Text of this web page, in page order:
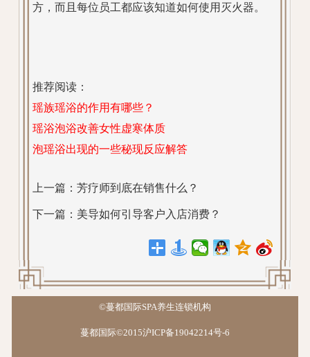
方，而且每位员工都应该知道如何使用灭火器。
推荐阅读：
瑶族瑶浴的作用有哪些？
瑶浴泡浴改善女性虚寒体质
泡瑶浴出现的一些秘现反应解答
上一篇：芳疗师到底在销售什么？
下一篇： 美导如何引导客户入店消费？
©蔓都国际SPA养生连锁机构
蔓都国际©2015沪ICP备19042214号-6